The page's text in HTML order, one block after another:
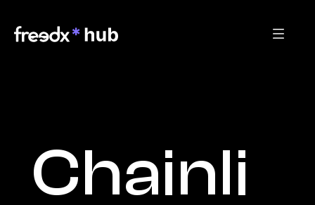
Chainli